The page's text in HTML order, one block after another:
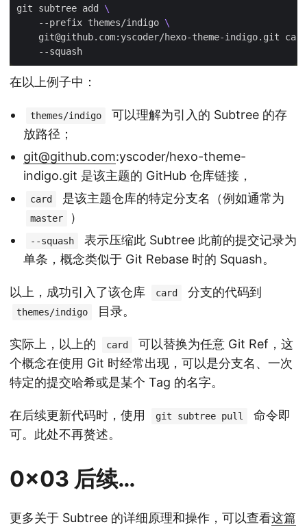
git subtree add
    --prefix themes/indigo
git@github.com:yscoder/hexo-theme-indigo.git
在以上例子中：
themes/indigo
可以理解为引入的 Subtree 的存
放路径；
git@github.com:yscoder/hexo-theme-
indigo.git 是该主题的 GitHub 仓库链接，
card 是该主题仓库的特定分支名（例如通常为
master ）
--squash
表示压缩此 Subtree 此前的提交记录为
单条，概念类似于 Git Rebase 时的 Squash。
以上，成功引入了该仓库 card 分支的代码到
themes/indigo 目录。
实际上，以上的 card
可以替换为任意 Git Ref，这
个概念在使用 Git 时经常出现，可以是分支名、一次
特定的提交哈希或是某个 Tag 的名字。
在后续更新代码时，使用 git subtree pull
命令即
可。此处不再赘述。
0x03 后续…
更多关于 Subtree 的详细原理和操作，可以查看这篇